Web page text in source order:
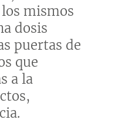
mismos
dosis
puertas de
que
a la